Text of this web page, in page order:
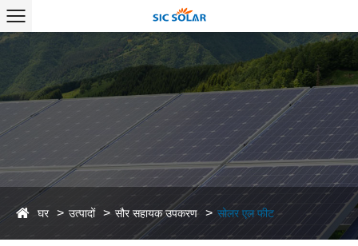
घर उत्पादों सौर सहायक उपकरण सोलर एल फीट